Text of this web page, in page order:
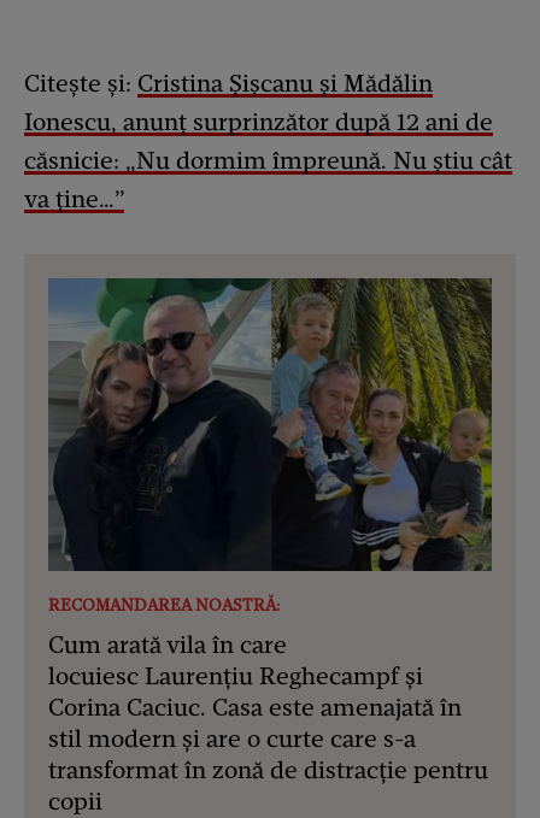
Citește și: Cristina Șișcanu și Mădălin
Ionescu, anunț surprinzător după 12 ani de
căsnicie: „Nu dormim împreună. Nu știu cât
va ține…”
RECOMANDAREA NOASTRĂ:
Cum arată vila în care
locuiesc Laurențiu Reghecampf și
Corina Caciuc. Casa este amenajată în
stil modern și are o curte care s-a
transformat în zonă de distracție pentru
copii